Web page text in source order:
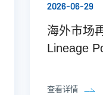
2026-06-29
海外市场
Lineage
查看详情